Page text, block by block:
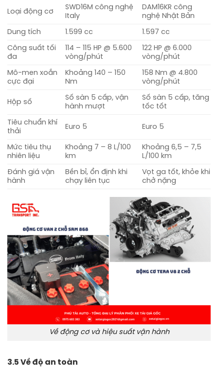
Loại động cơ
SWD16M công nghệ
Italy
DAM16KR công
nghệ Nhật Bản
Dung tích 1.599 cc 1.597 cc
Công suất tối
đa
114 – 115 HP @ 5.600
vòng/phút
122 HP @ 6.000
vòng/phút
Mô-men xoắn
cực đại
Khoảng 140 – 150
Nm
158 Nm @ 4.800
vòng/phút
Hộp số
Số sàn 5 cấp, vận
hành mượt
Số sàn 5 cấp, tăng
tốc tốt
Tiêu chuẩn khí
thải
Euro 5 Euro 5
Mức tiêu thụ
nhiên liệu
Khoảng 7 – 8 L/100
km
Khoảng 6,5 – 7,5
L/100 km
Đánh giá vận
hành
Bền bỉ, ổn định khi
chạy liên tục
Vọt ga tốt, khỏe khi
chở nặng
Về động cơ và hiệu suất vận hành
3.5 Về độ an toàn